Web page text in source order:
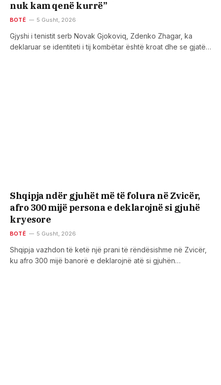
nuk kam qenë kurrë”
BOTË 5 Gusht, 2026
Gjyshi i tenistit serb Novak Gjokoviq, Zdenko Zhagar, ka
deklaruar se identiteti i tij kombëtar është kroat dhe se gjatë…
Shqipja ndër gjuhët më të folura në Zvicër,
afro 300 mijë persona e deklarojnë si gjuhë
kryesore
BOTË 5 Gusht, 2026
Shqipja vazhdon të ketë një prani të rëndësishme në Zvicër,
ku afro 300 mijë banorë e deklarojnë atë si gjuhën…